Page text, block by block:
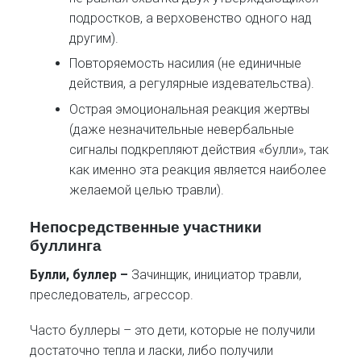
подростков, а верховенство одного над
другим).
Повторяемость насилия (не единичные
действия, а регулярные издевательства).
Острая эмоциональная реакция жертвы
(даже незначительные невербальные
сигналы подкрепляют действия «булли», так
как именно эта реакция является наиболее
желаемой целью травли).
Непосредственные участники
буллинга
Булли, буллер – Зачинщик, инициатор травли,
преследователь, агрессор.
Часто буллеры – это дети, которые не получили
достаточно тепла и ласки, либо получили